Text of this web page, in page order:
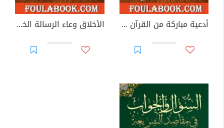
أدعية مباركة من القرآن الكريم وصحيح السنة الأخلاق وعاء الرسالة الخاتمة